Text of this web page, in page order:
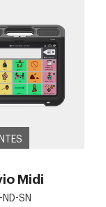
Midi
SN